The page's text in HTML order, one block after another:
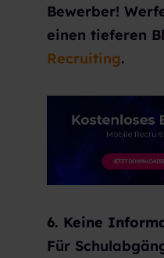
Bewerber!
einen tieferen
Recruiting.
6. Keine
Für